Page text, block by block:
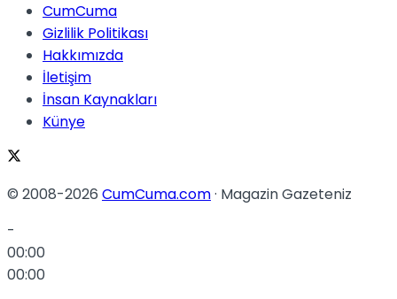
CumCuma
Gizlilik Politikası
Hakkımızda
İletişim
İnsan Kaynakları
Künye
© 2008-2026 CumCuma.com· Magazin Gazeteniz
-
00:00
00:00